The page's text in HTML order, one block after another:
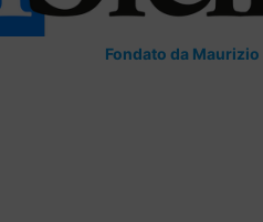
Fondato da